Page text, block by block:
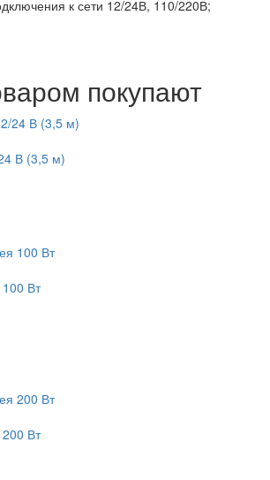
к сети 12/24В, 110/220В;
покупают
В (3,5 м)
Вт
Вт